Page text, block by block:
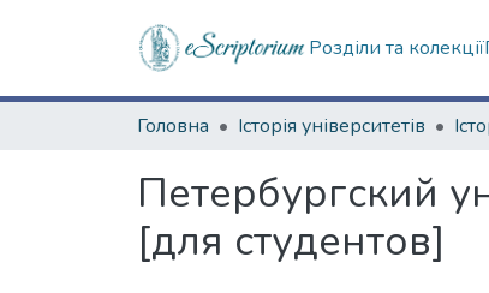
Розділи та колекції
Головна Історія університетів
Петербургский
[для студентов]